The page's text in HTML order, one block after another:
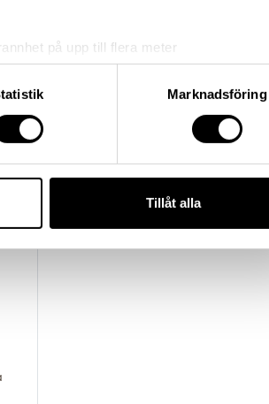
på upp till flera meter
(fingeravtryck)
preferenser i
detaljsektionen. Du kan
och annan information från din
Dessa kan i sin tur kombinera
Marknadsföring
Tillåt alla